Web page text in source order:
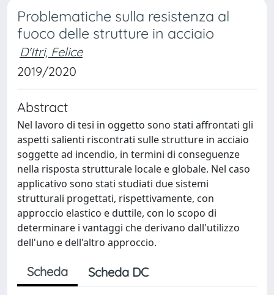
Problematiche sulla resistenza al
fuoco delle strutture in acciaio
D'Itri, Felice
2019/2020
Abstract
Nel lavoro di tesi in oggetto sono stati affrontati gli
aspetti salienti riscontrati sulle strutture in acciaio
soggette ad incendio, in termini di conseguenze
nella risposta strutturale locale e globale. Nel caso
applicativo sono stati studiati due sistemi
strutturali progettati, rispettivamente, con
approccio elastico e duttile, con lo scopo di
determinare i vantaggi che derivano dall'utilizzo
dell'uno e dell'altro approccio.
Scheda Scheda DC